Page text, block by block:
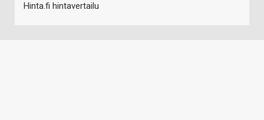
Hinta.fi hintavertailu